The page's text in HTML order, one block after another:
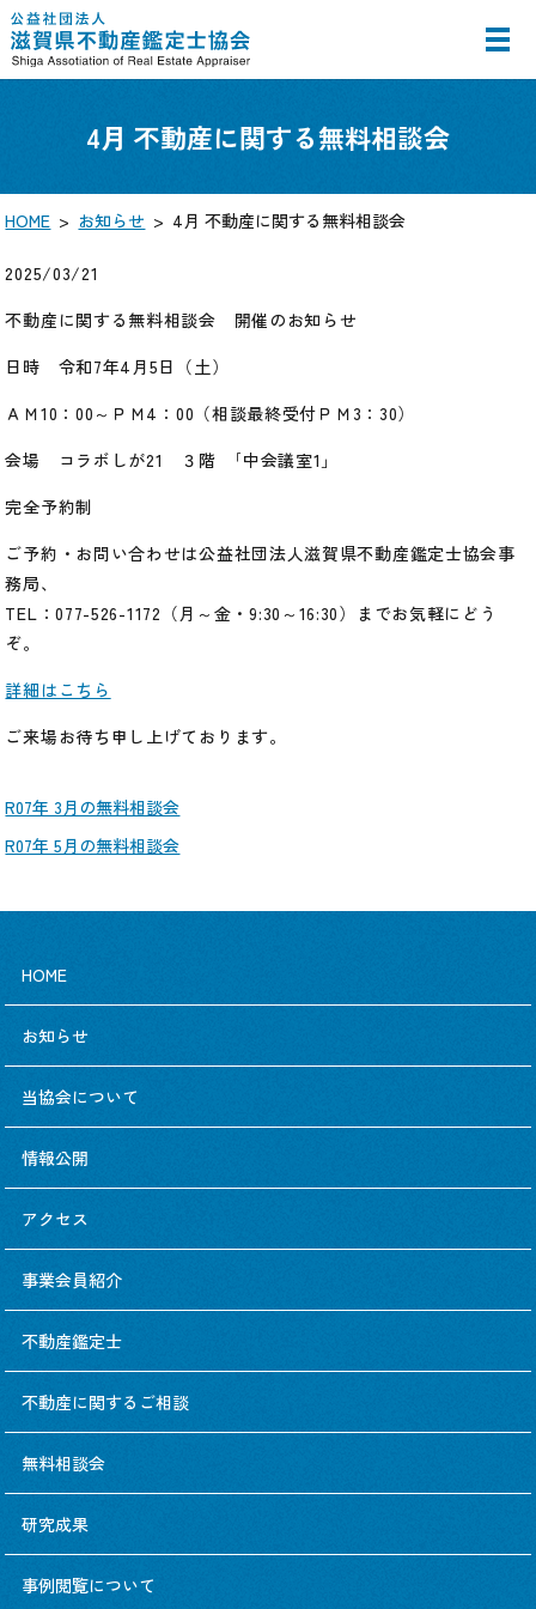
4月 不動産に関する無料相談会
HOME お知らせ 4月 不動産に関する無料相談会
2025/03/21
不動産に関する無料相談会 開催のお知らせ
日時 令和7年4月5日（土）
ＡＭ10：00～ＰＭ4：00（相談最終受付ＰＭ3：30）
会場 コラボしが21 ３階 ｢中会議室1」
完全予約制
ご予約・お問い合わせは公益社団法人滋賀県不動産鑑定士協会事
務局、
TEL：077-526-1172（月～金・9:30～16:30）までお気軽にどう
ぞ。
詳細はこちら
ご来場お待ち申し上げております。
R07年 3月の無料相談会
R07年 5月の無料相談会
HOME
お知らせ
当協会について
情報公開
アクセス
事業会員紹介
不動産鑑定士
不動産に関するご相談
無料相談会
研究成果
事例閲覧について